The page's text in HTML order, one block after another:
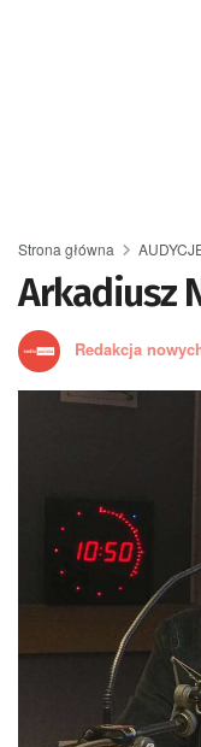
Strona główna
Arkadiusz
Redakcja